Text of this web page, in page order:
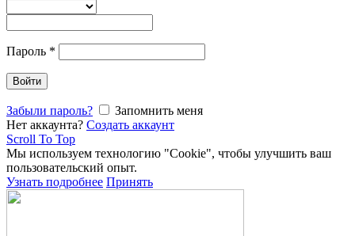
Пароль *
Войти
Забыли пароль?
Запомнить меня
Нет аккаунта? Создать аккаунт
Scroll To Top
Мы используем технологию "Cookie", чтобы улучшить ваш
пользовательский опыт.
Узнать подробнее Принять